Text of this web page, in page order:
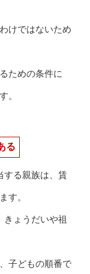
けではないため
ための条件に
。
る
する親族は、賃
す。
きょうだいや祖
子どもの順番で